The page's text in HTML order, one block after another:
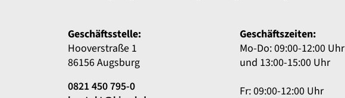
Geschäftsstelle:
Hooverstraße 1
86156 Augsburg
0821 450 795-0
Geschäftszeiten:
Mo-Do: 09:00-12:00 Uhr
und 13:00-15:00 Uhr
Fr: 09:00-12:00 Uhr